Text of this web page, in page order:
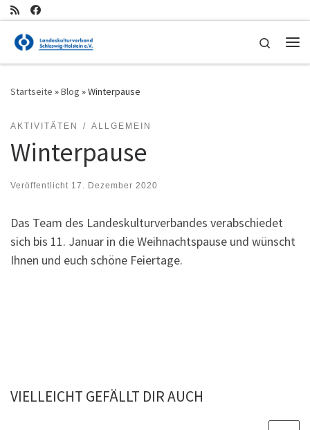
Zum Inhalt springen
Search
Startseite »Blog »Winterpause
AKTIVITÄTEN ALLGEMEIN
Winterpause
Veröffentlicht 17. Dezember 2020
Das Team des Landeskulturverbandes verabschiedet
sich bis 11. Januar in die Weihnachtspause und wünscht
Ihnen und euch schöne Feiertage.
VIELLEICHT GEFÄLLT DIR AUCH